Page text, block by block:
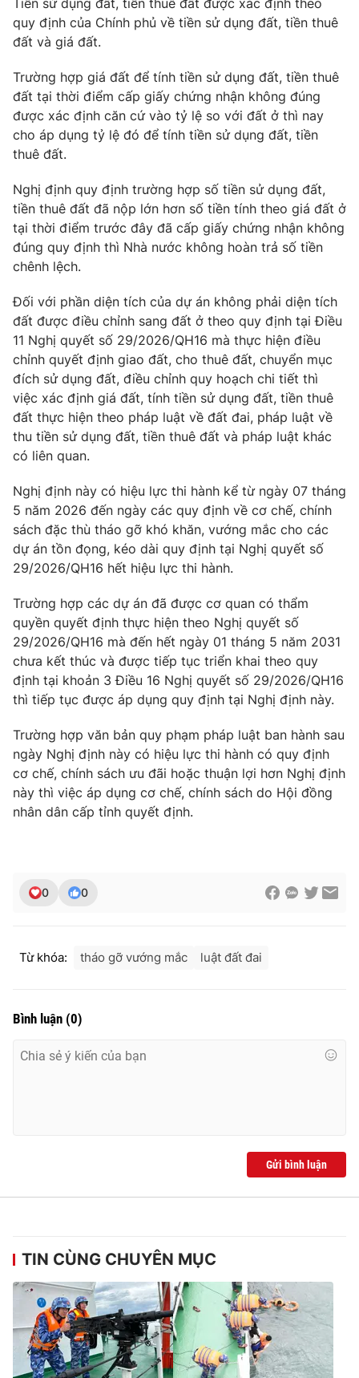
Tiền sử dụng đất, tiền thuê đất được xác định theo
quy định của Chính phủ về tiền sử dụng đất, tiền thuê
đất và giá đất.
Trường hợp giá đất để tính tiền sử dụng đất, tiền thuê
đất tại thời điểm cấp giấy chứng nhận không đúng
được xác định căn cứ vào tỷ lệ so với đất ở thì nay
cho áp dụng tỷ lệ đó để tính tiền sử dụng đất, tiền
thuê đất.
Nghị định quy định trường hợp số tiền sử dụng đất,
tiền thuê đất đã nộp lớn hơn số tiền tính theo giá đất ở
tại thời điểm trước đây đã cấp giấy chứng nhận không
đúng quy định thì Nhà nước không hoàn trả số tiền
chênh lệch.
Đối với phần diện tích của dự án không phải diện tích
đất được điều chỉnh sang đất ở theo quy định tại Điều
11 Nghị quyết số 29/2026/QH16 mà thực hiện điều
chỉnh quyết định giao đất, cho thuê đất, chuyển mục
đích sử dụng đất, điều chỉnh quy hoạch chi tiết thì
việc xác định giá đất, tính tiền sử dụng đất, tiền thuê
đất thực hiện theo pháp luật về đất đai, pháp luật về
thu tiền sử dụng đất, tiền thuê đất và pháp luật khác
có liên quan.
Nghị định này có hiệu lực thi hành kể từ ngày 07 tháng
5 năm 2026 đến ngày các quy định về cơ chế, chính
sách đặc thù tháo gỡ khó khăn, vướng mắc cho các
dự án tồn đọng, kéo dài quy định tại Nghị quyết số
29/2026/QH16 hết hiệu lực thi hành.
Trường hợp các dự án đã được cơ quan có thẩm
quyền quyết định thực hiện theo Nghị quyết số
29/2026/QH16 mà đến hết ngày 01 tháng 5 năm 2031
chưa kết thúc và được tiếp tục triển khai theo quy
định tại khoản 3 Điều 16 Nghị quyết số 29/2026/QH16
thì tiếp tục được áp dụng quy định tại Nghị định này.
Trường hợp văn bản quy phạm pháp luật ban hành sau
ngày Nghị định này có hiệu lực thi hành có quy định
cơ chế, chính sách ưu đãi hoặc thuận lợi hơn Nghị định
này thì việc áp dụng cơ chế, chính sách do Hội đồng
nhân dân cấp tỉnh quyết định.
0 0
Từ khóa: tháo gỡ vướng mắc luật đất đai
Bình luận (0)
Gửi bình luận
TIN CÙNG CHUYÊN MỤC